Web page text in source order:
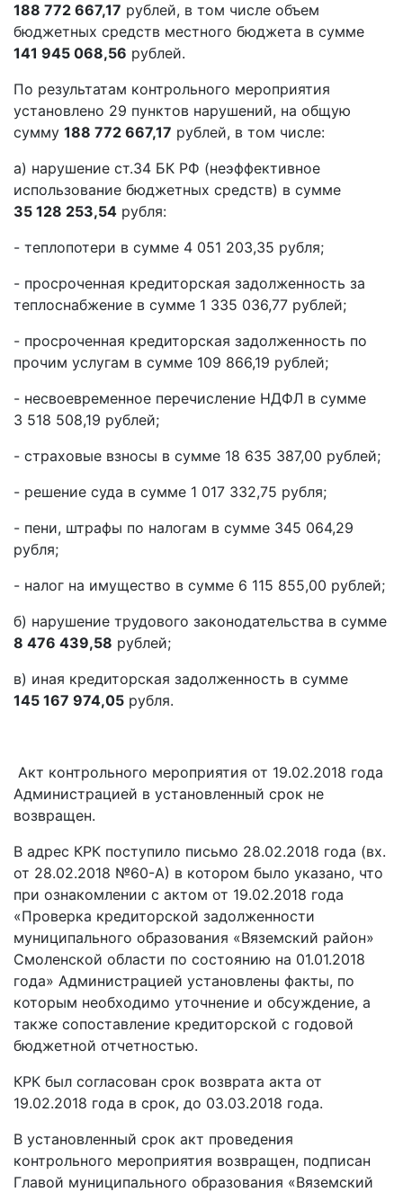
188 772 667,17 рублей, в том числе объем
бюджетных средств местного бюджета в сумме
141 945 068,56 рублей.
По результатам контрольного мероприятия
установлено 29 пунктов нарушений, на общую
сумму 188 772 667,17 рублей, в том числе:
а) нарушение ст.34 БК РФ (неэффективное
использование бюджетных средств) в сумме
35 128 253,54 рубля:
- теплопотери в сумме 4 051 203,35 рубля;
- просроченная кредиторская задолженность за
теплоснабжение в сумме 1 335 036,77 рублей;
- просроченная кредиторская задолженность по
прочим услугам в сумме 109 866,19 рублей;
- несвоевременное перечисление НДФЛ в сумме
3 518 508,19 рублей;
- страховые взносы в сумме 18 635 387,00 рублей;
- решение суда в сумме 1 017 332,75 рубля;
- пени, штрафы по налогам в сумме 345 064,29
рубля;
- налог на имущество в сумме 6 115 855,00 рублей;
б) нарушение трудового законодательства в сумме
8 476 439,58 рублей;
в) иная кредиторская задолженность в сумме
145 167 974,05 рубля.
Акт контрольного мероприятия от 19.02.2018 года
Администрацией в установленный срок не
возвращен.
В адрес КРК поступило письмо 28.02.2018 года (вх.
от 28.02.2018 №60-А) в котором было указано, что
при ознакомлении с актом от 19.02.2018 года
«Проверка кредиторской задолженности
муниципального образования «Вяземский район»
Смоленской области по состоянию на 01.01.2018
года» Администрацией установлены факты, по
которым необходимо уточнение и обсуждение, а
также сопоставление кредиторской с годовой
бюджетной отчетностью.
КРК был согласован срок возврата акта от
19.02.2018 года в срок, до 03.03.2018 года.
В установленный срок акт проведения
контрольного мероприятия возвращен, подписан
Главой муниципального образования «Вяземский